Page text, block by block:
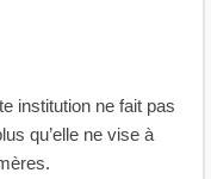
institution ne fait pas
qu’elle ne vise à